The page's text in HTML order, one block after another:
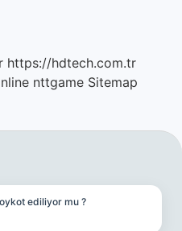
https://hdtech.com.tr
nttgame Sitemap
ediliyor mu ?